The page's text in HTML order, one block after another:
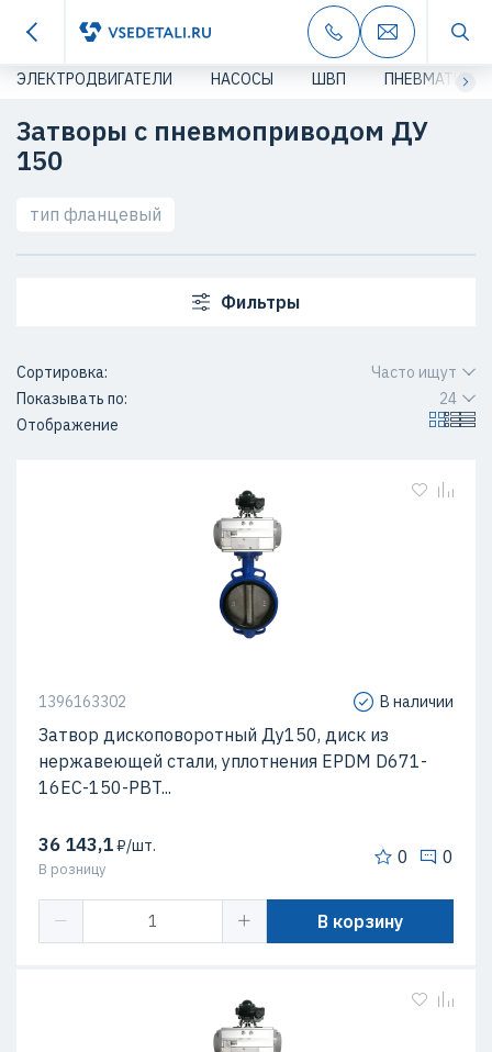
ЭЛЕКТРОДВИГАТЕЛИ НАСОСЫ ШВП ПНЕВМАТИКА
Затворы с пневмоприводом ДУ
150
тип фланцевый
Фильтры
Сортировка:
Часто ищут
Показывать по:
24
Отображение
1396163302 В наличии
Затвор дископоворотный Ду150, диск из
нержавеющей стали, уплотнения EPDM D671-
16EC-150-PBT...
36 143,1₽/шт.
В розницу
0 0
В корзину